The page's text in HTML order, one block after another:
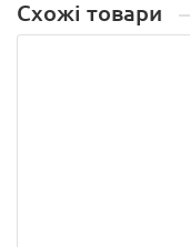
Схожі товари